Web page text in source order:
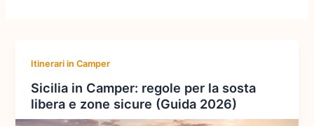
Itinerari in Camper
Sicilia in Camper: regole per la sosta
libera e zone sicure (Guida 2026)